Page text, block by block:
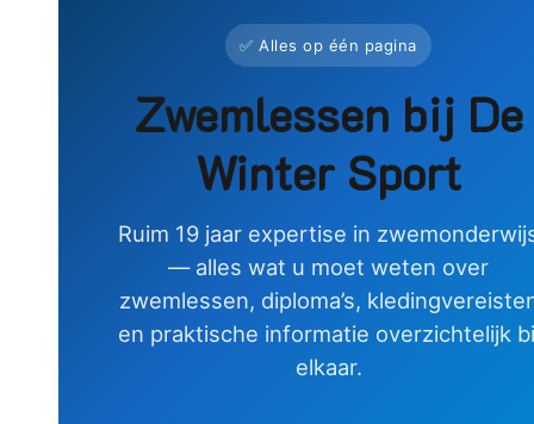
✅ Alles op één pagina
Zwemlessen bij De
Winter Sport
Ruim 19 jaar expertise in
— alles wat u moet weten over
zwemlessen, diploma’s,
en praktische informatie overzichtelijk
elkaar.